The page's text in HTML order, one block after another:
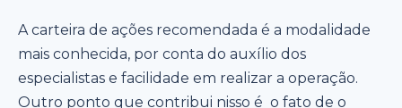
A carteira de ações recomendada é a modalidade
mais conhecida, por conta do auxílio dos
especialistas e facilidade em realizar a operação.
Outro ponto que contribui nisso é o fato de o